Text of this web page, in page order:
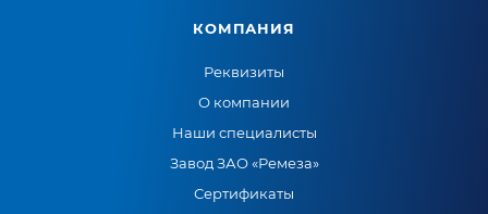
КОМПАНИЯ
Реквизиты
О компании
Наши специалисты
Завод ЗАО «Ремеза»
Сертификаты